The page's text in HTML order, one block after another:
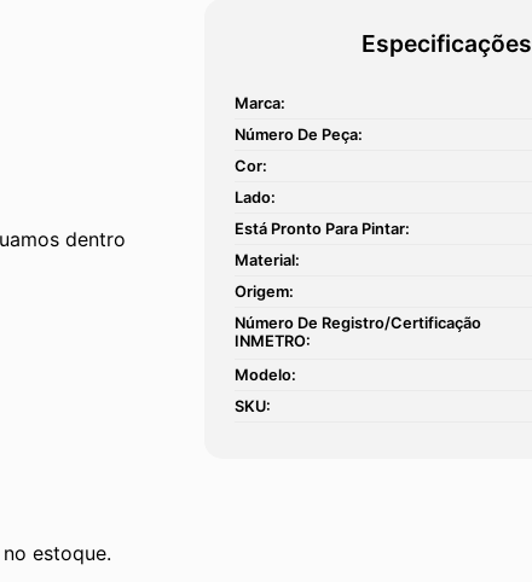
dentro
estoque.
Especificações
Marca:
Número De Peça:
Cor:
Lado:
Está Pronto Para Pintar:
Material:
Origem:
Número De Registro/certificação
INMETRO:
Modelo:
SKU: